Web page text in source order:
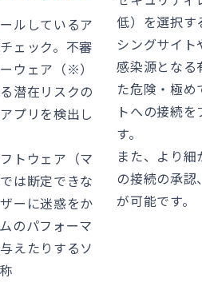
ルしているア
ェック。不審
ウェア（※）
潜在リスクの
プリを検出し
トウェア（マ
は断定できな
ーに迷惑をか
のパフォーマ
えたりするソ
低）を選択す
シングサイト
感染源となる
た危険・極め
トへの接続
す。
また、より
の接続の承認
が可能です。